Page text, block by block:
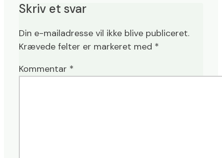
Skriv et svar
Din e-mailadresse vil ikke blive publiceret.
Krævede felter er markeret med *
Kommentar *